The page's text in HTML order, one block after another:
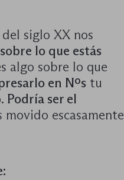
siglo XX nos
lo que estás
algo sobre lo que
en Nºs tu
Podría ser el
movido escasamente